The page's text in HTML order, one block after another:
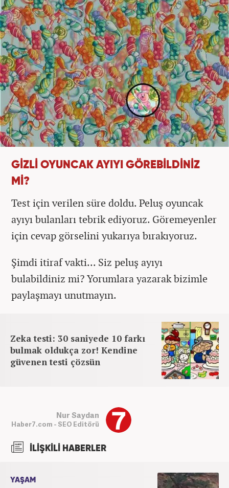
GİZLİ OYUNCAK AYIYI GÖREBİLDİNİZ
Mİ?
Test için verilen süre doldu. Peluş oyuncak
ayıyı bulanları tebrik ediyoruz. Göremeyenler
için cevap görselini yukarıya bırakıyoruz.
Şimdi itiraf vakti... Siz peluş ayıyı
bulabildiniz mi? Yorumlara yazarak bizimle
paylaşmayı unutmayın.
Zeka testi: 30 saniyede 10 farkı
bulmak oldukça zor! Kendine
güvenen testi çözsün
Nur Saydan
Haber7.com - SEO Editörü
İLİŞKİLİ HABERLER
YAŞAM